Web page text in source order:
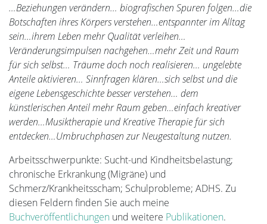
…Beziehungen verändern… biografischen Spuren folgen…die
Botschaften ihres Körpers verstehen…entspannter im Alltag
sein…ihrem Leben mehr Qualität verleihen…
Veränderungsimpulsen nachgehen…mehr Zeit und Raum
für sich selbst… Träume doch noch realisieren… ungelebte
Anteile aktivieren… Sinnfragen klären…sich selbst und die
eigene Lebensgeschichte besser verstehen… dem
künstlerischen Anteil mehr Raum geben…einfach kreativer
werden…Musiktherapie und Kreative Therapie für sich
entdecken…Umbruchphasen zur Neugestaltung nutzen.
Arbeitsschwerpunkte: Sucht-und Kindheitsbelastung;
chronische Erkrankung (Migräne) und
Schmerz/Krankheitsscham; Schulprobleme; ADHS. Zu
diesen Feldern finden Sie auch meine
Buchveröffentlichungen und weitere Publikationen.